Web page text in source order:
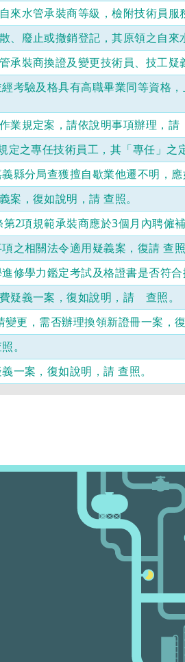
來水管承裝商等級，檢附技術員
廢止或撤銷登記，其原領之自來
裝商換證及變更技術員、技工疑
考驗及格具有高職畢業同等資格
業規定案，請依說明事項辦理，請
之專任技術員工，其「專任」之
縣分局查獲擅自歇業他遷不明，應
，復如說明，請 查照。
2項規範承裝商應於3個月內聘僱
之相關法令適用疑義案，復請 查照
修學力鑑定考試及格證書是否符
疑義一案，復如說明，請 查照。
更，需否辦理換領新證冊一案，復
。
一案，復如說明，請 查照。
二、
依
本
署
95
年
3
22
日
經
水
事
字
第
號
函
示：
依
自
來
水
管
承
裝
管
理
辦
商
聘
僱
之
技
術
需